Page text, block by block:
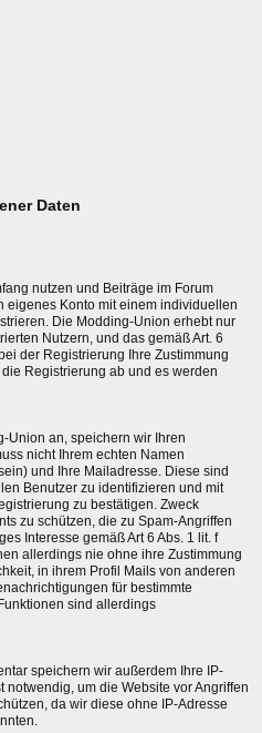
Daten
nutzen und Beiträge im Forum
eigenes Konto mit einem individuellen
Die Modding-Union erhebt nur
Nutzern, und das gemäß Art. 6
der Registrierung Ihre Zustimmung
Registrierung ab und es werden
Union an, speichern wir Ihren
nicht Ihrem echten Namen
und Ihre Mailadresse. Diese sind
Benutzer zu identifizieren und mit
zu bestätigen. Zweck
zu schützen, die zu Spam-Angriffen
Interesse gemäß Art 6 Abs. 1 lit. f
allerdings nie ohne ihre Zustimmung
in ihrem Profil Mails von anderen
für bestimmte
sind allerdings
speichern wir außerdem Ihre IP-
um die Website vor Angriffen
da wir diese ohne IP-Adresse